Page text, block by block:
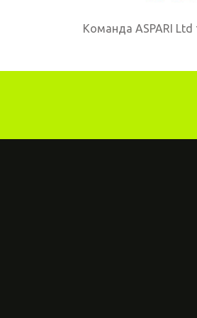
Команда ASPARI Ltd